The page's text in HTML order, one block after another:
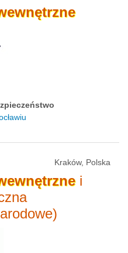
Kraków, Polska
i